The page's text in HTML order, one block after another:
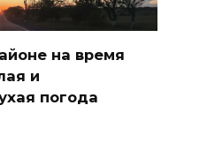
на время
и
погода